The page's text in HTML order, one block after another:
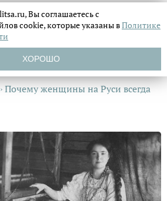
›Почему женщины на Руси всегда
Вы соглашаетесь с
cookie, которые указаны вПолитике
ХОРОШО